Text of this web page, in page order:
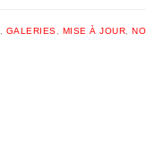
GALERIES MISE À JOUR ,